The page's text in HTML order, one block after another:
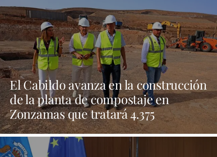
El Cabildo avanza en la construcción
de la planta de compostaje en
Zonzamas que tratará 4.375
toneladas anuales de biorresiduos